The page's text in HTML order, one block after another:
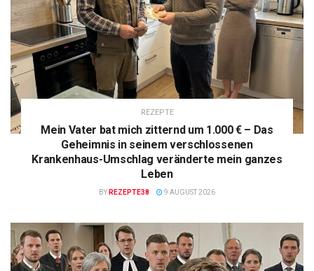
REZEPTE
Mein Vater bat mich zitternd um 1.000 € – Das
Geheimnis in seinem verschlossenen
Krankenhaus-Umschlag veränderte mein ganzes
Leben
BY REZEPTE38 9 AUGUST 2026